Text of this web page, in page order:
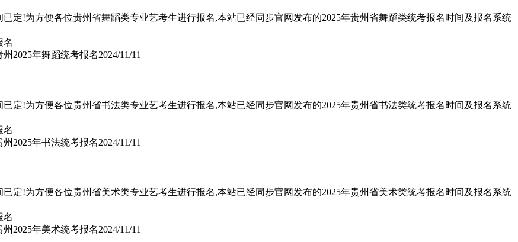
定!为方便各位贵州省舞蹈类专业艺考生进行报名,本站已经同步官网发布的2025年贵州省舞蹈类统考报名时间及报名系统
2025年舞蹈统考报名2024/11/11
定!为方便各位贵州省书法类专业艺考生进行报名,本站已经同步官网发布的2025年贵州省书法类统考报名时间及报名系统
2025年书法统考报名2024/11/11
定!为方便各位贵州省美术类专业艺考生进行报名,本站已经同步官网发布的2025年贵州省美术类统考报名时间及报名系统
2025年美术统考报名2024/11/11